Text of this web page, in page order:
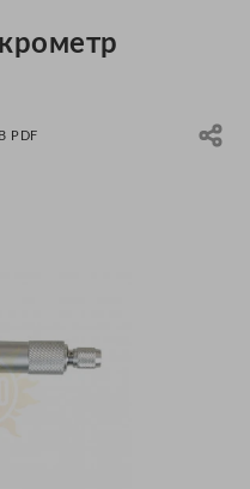
PDF